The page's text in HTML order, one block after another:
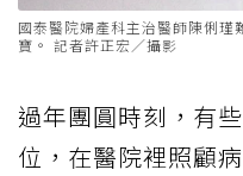
國泰醫院婦產科主治醫師陳俐
寶。 記者許正宏／攝影
過年團圓時刻，有
位，在醫院裡照顧